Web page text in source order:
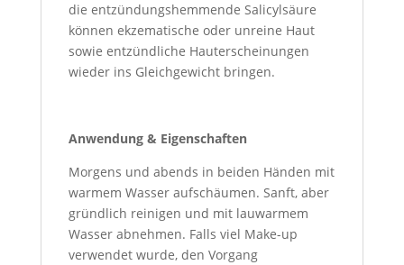
die entzündungshemmende Salicylsäure
können ekzematische oder unreine Haut
sowie entzündliche Hauterscheinungen
wieder ins Gleichgewicht bringen.
Anwendung & Eigenschaften
Morgens und abends in beiden Händen mit
warmem Wasser aufschäumen. Sanft, aber
gründlich reinigen und mit lauwarmem
Wasser abnehmen. Falls viel Make-up
verwendet wurde, den Vorgang